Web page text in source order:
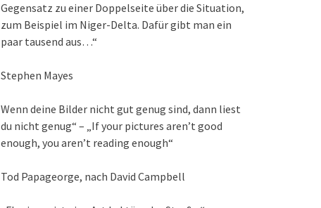
Gegensatz zu einer Doppelseite über die Situation,
zum Beispiel im Niger-Delta. Dafür gibt man ein
paar tausend aus…“
Stephen Mayes
Wenn deine Bilder nicht gut genug sind, dann liest
du nicht genug“ – „If your pictures aren’t good
enough, you aren’t reading enough“
Tod Papageorge, nach David Campbell